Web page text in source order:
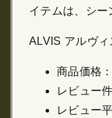
イテムは、シー
ALVIS アルヴ
商品価格
レビュー
レビュー